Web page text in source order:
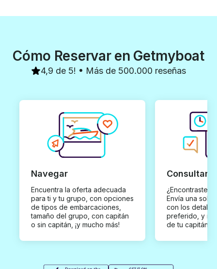
Cómo Reservar en Getmyboat
4,9 de 5! • Más de 500.000 reseñas
Navegar
Encuentra la oferta adecuada
para ti y tu grupo, con opciones
de tipos de embarcaciones,
tamaño del grupo, con capitán
o sin capitán, ¡y mucho más!
Consultar
¿Encontraste
Envía una
con los
preferido, y
de tu capitán